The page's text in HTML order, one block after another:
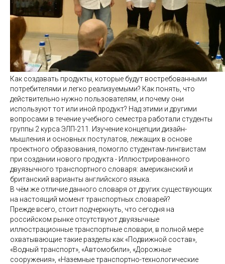
Как создавать продукты, которые будут востребованными
потребителями и легко реализуемыми? Как понять, что
действительно нужно пользователям, и почему они
используют тот или иной продукт? Над этими и другими
вопросами в течение учебного семестра работали студенты
группы 2 курса ЭЛП-211. Изучение концепции дизайн-
мышления и основных постулатов, лежащих в основе
проектного образования, помогло студентам-лингвистам
при создании нового продукта - Иллюстрированного
двуязычного транспортного словаря: американский и
британский варианты английского языка.
В чём же отличие данного словаря от других существующих
на настоящий момент транспортных словарей?
Прежде всего, стоит подчеркнуть, что сегодня на
российском рынке отсутствуют двуязычные
иллюстрационные транспортные словари, в полной мере
охватывающие такие разделы как «Подвижной состав»,
«Водный транспорт», «Автомобили», «Дорожные
сооружения», «Наземные транспортно-технологические